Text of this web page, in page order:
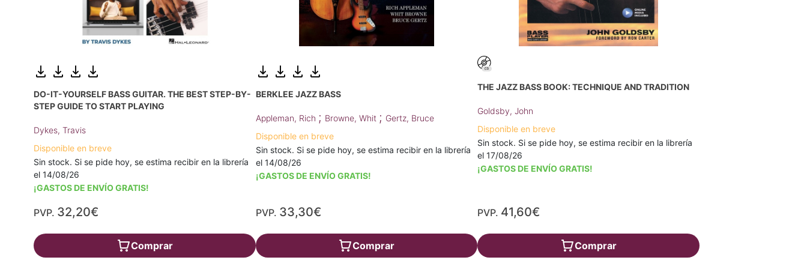
DO-IT-YOURSELF BASS GUITAR. THE BEST STEP-BY-
STEP GUIDE TO START PLAYING
Dykes, Travis
Disponible en breve
Sin stock. Si se pide hoy, se estima recibir en la librería
el 14/08/26
¡GASTOS DE ENVÍO GRATIS!
PVP. 32,20€
Comprar
BERKLEE JAZZ BASS
Appleman, Rich ; Browne, Whit ; Gertz, Bruce
Disponible en breve
Sin stock. Si se pide hoy, se estima recibir en la librería
el 14/08/26
¡GASTOS DE ENVÍO GRATIS!
PVP. 33,30€
Comprar
THE JAZZ BASS BOOK: TECHNIQUE AND TRADITION
Goldsby, John
Disponible en breve
Sin stock. Si se pide hoy, se estima recibir en la librería
el 17/08/26
¡GASTOS DE ENVÍO GRATIS!
PVP. 41,60€
Comprar